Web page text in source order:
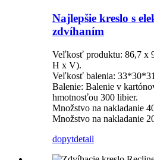
Najlepšie kreslo s
zdvíhaním
Veľkosť produktu: 86,7 x
H x V).
Veľkosť balenia:
Balenie: Balenie v
hmotnosťou 300 libier.
Množstvo na nakladanie
Množstvo na nakladanie
dopytdetail